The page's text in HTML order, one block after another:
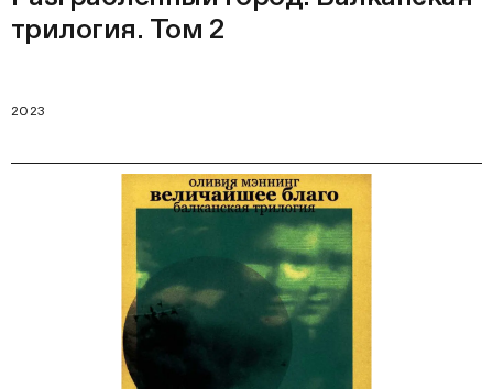
трилогия. Том 2
2023